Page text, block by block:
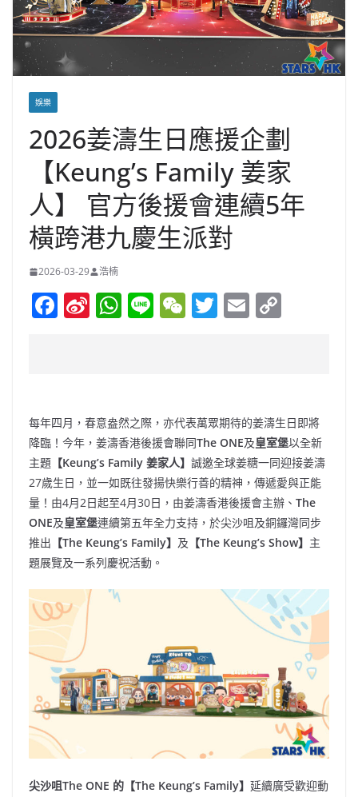
娛樂
2026姜濤生日應援企劃
【Keung’s Family 姜家
人】 官方後援會連續5年
橫跨港九慶生派對
2026-03-29 浩楠
F
o
o
k
Si
b
o
W
p
p
Li W T E
n
k
每年四月，春意盎然之際，亦代表萬眾期待的姜濤生日即將
降臨！今年，姜濤香港後援會聯同The ONE及皇室堡以全新
主題 【Keung’s Family 姜家人】 誠邀全球姜糖一同迎接姜濤
27歲生日，並一如既往發揚快樂行善的精神，傳遞愛與正能
量！由4月2日起至4月30日，由姜濤香港後援會主辦、 The
ONE及皇室堡連續第五年全力支持，於尖沙咀及銅鑼灣同步
推出 【The Keung’s Family】 及 【The Keung’s Show】 主
題展覽及一系列慶祝活動。
尖沙咀The ONE 的【The Keung’s Family】 延續廣受歡迎動